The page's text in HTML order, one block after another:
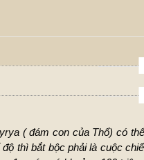
( đám con của Thổ) có
thì bắt bộc phải là cuộc